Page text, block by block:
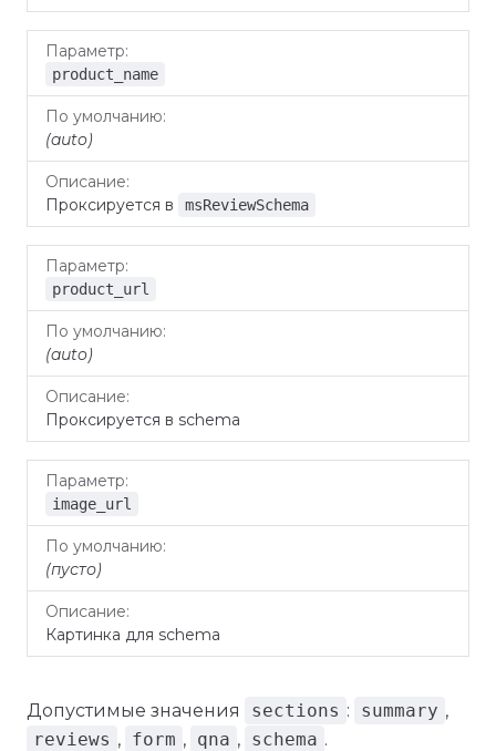
product_name
(auto)
Проксируется в msReviewSchema
product_url
(auto)
Проксируется в schema
image_url
(пусто)
Картинка для schema
Допустимые значения sections : summary ,
reviews , form , qna , schema .